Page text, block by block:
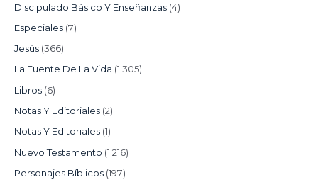
Discipulado Básico Y Enseñanzas (4)
Especiales (7)
Jesús (366)
La Fuente De La Vida (1.305)
Libros (6)
Notas Y Editoriales (2)
Notas Y Editoriales (1)
Nuevo Testamento (1.216)
Personajes Bíblicos (197)